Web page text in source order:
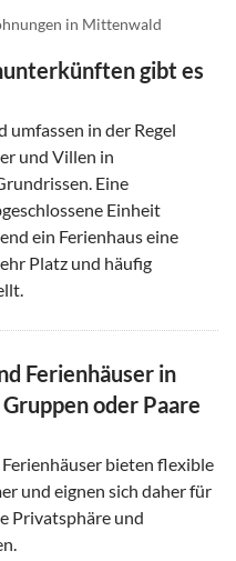
in Mittenwald
gibt es
in der Regel
und Villen in
Eine
Einheit
ein Ferienhaus eine
Platz und häufig
Ferienhäuser in
oder Paare
bieten flexible
und eignen sich daher für
Privatsphäre und